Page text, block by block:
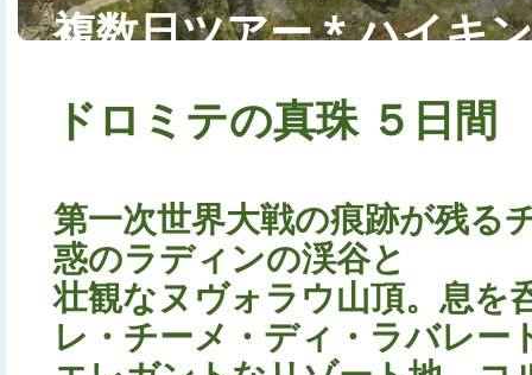
複数日ツアー * ハイキ
ドロミテの真珠 ５日間
第一次世界大戦の痕跡が残る
惑のラディンの渓谷と
壮観なヌヴォラウ山頂。息を
レ・チーメ・ディ・ラバレー